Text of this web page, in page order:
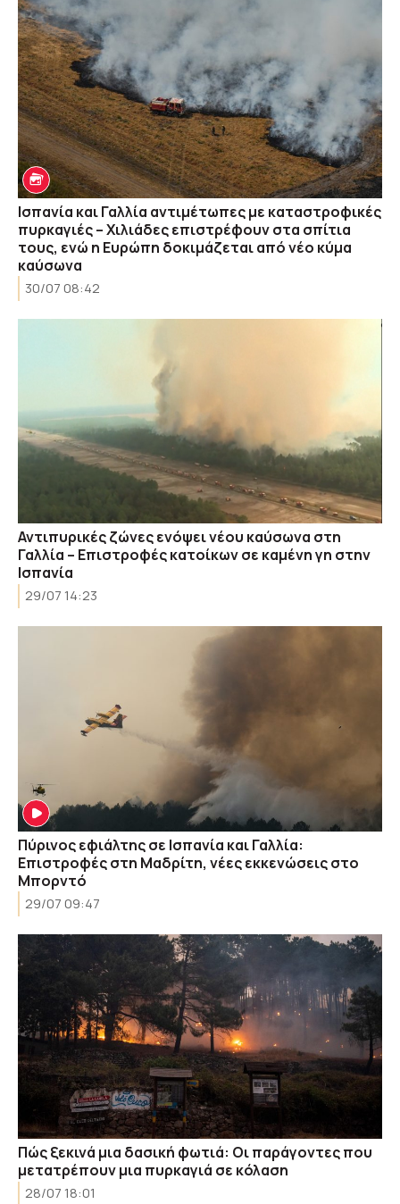
Ισπανία και Γαλλία αντιμέτωπες με καταστροφικές
πυρκαγιές – Χιλιάδες επιστρέφουν στα σπίτια
τους, ενώ η Ευρώπη δοκιμάζεται από νέο κύμα
καύσωνα
30/07 08:42
Αντιπυρικές ζώνες ενόψει νέου καύσωνα στη
Γαλλία – Επιστροφές κατοίκων σε καμένη γη στην
Ισπανία
29/07 14:23
Πύρινος εφιάλτης σε Ισπανία και Γαλλία:
Επιστροφές στη Μαδρίτη, νέες εκκενώσεις στο
Μπορντό
29/07 09:47
Πώς ξεκινά μια δασική φωτιά: Οι παράγοντες που
μετατρέπουν μια πυρκαγιά σε κόλαση
28/07 18:01